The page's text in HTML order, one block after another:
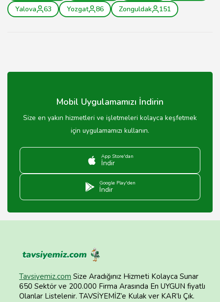
Yalova
63 Yozgat 86 Zonguldak 151
Mobil Uygulamamızı İndirin
Size en yakın hizmetleri ve işletmeleri kolayca keşfetmek
için uygulamamızı kullanın.
App Store'dan
İndir
Google Play'den
İndir
Tavsiyemiz.com Size Aradığınız Hizmeti Kolayca Sunar
650 Sektör ve 200.000 Firma Arasında En UYGUN fiyatlı
Olanlar Listelenir. TAVSİYEMİZ’e Kulak ver KAR’lı Çık.